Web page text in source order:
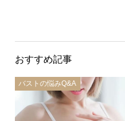
おすすめ記事
バストの悩みQ&A